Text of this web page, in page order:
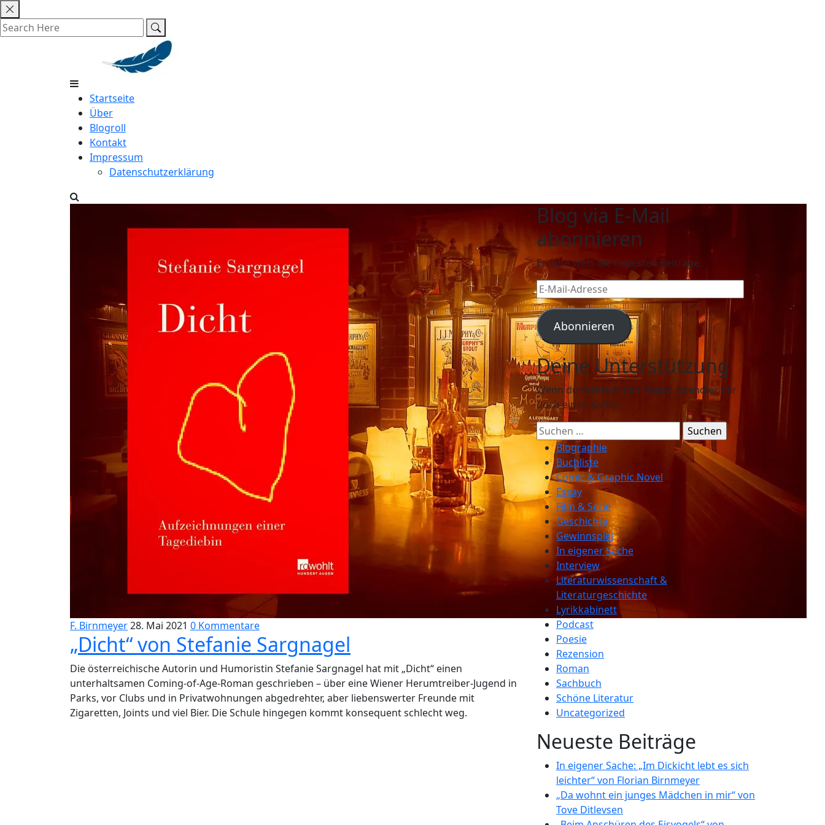
Skip
to
content
Startseite
Über
Blogroll
Kontakt
Impressum
Datenschutzerklärung
F. Birnmeyer28. Mai 2021 0 Kommentare
„Dicht“ von Stefanie Sargnagel
Die österreichische Autorin und Humoristin Stefanie Sargnagel hat mit „Dicht“ einen
unterhaltsamen Coming-of-Age-Roman geschrieben – über eine Wiener Herumtreiber-Jugend in
Parks, vor Clubs und in Privatwohnungen abgedrehter, aber liebenswerter Freunde mit
Zigaretten, Joints und viel Bier. Die Schule hingegen kommt konsequent schlecht weg.
Blog via E-Mail
abonnieren
Erhalte stets die neuesten Beiträge.
E-
Mail-
Adresse
Abonnieren
Deine Unterstützung
Wenn du meine Arbeit magst, spendier mir
doch einen Kaffee.
Suchen
nach:Biographie
Buchliste
Comic & Graphic Novel
Essay
Film & Serie
Geschichte
Gewinnspiel
In eigener Sache
Interview
Literaturwissenschaft &
Literaturgeschichte
Lyrikkabinett
Podcast
Poesie
Rezension
Roman
Sachbuch
Schöne Literatur
Uncategorized
Neueste Beiträge
In eigener Sache: „Im Dickicht lebt es sich
leichter“ von Florian Birnmeyer
„Da wohnt ein junges Mädchen in mir“ von
Tove Ditlevsen